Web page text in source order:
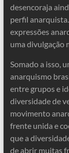
desencoraja
perfil
expressões
uma divulgação
Somado a isso,
anarquismo
entre grupos e
diversidade de
movimento
frente unida e
que a
de abrir muitas